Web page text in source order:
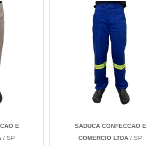
E
/ SP
SADUCA CONFECCAO E
COMERCIO LTDA / SP